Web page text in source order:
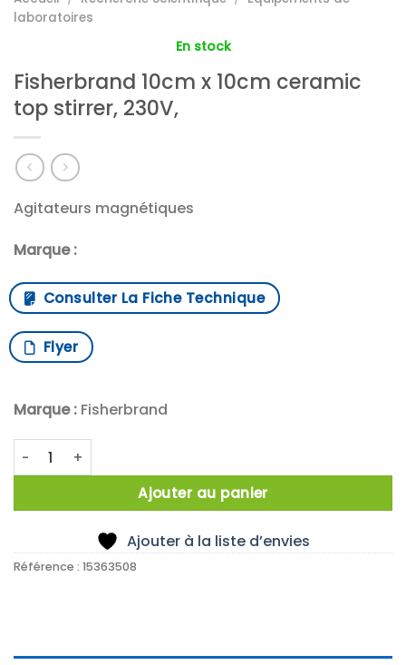
laboratoires
En stock
Fisherbrand 10cm x 10cm ceramic
top stirrer, 230V,
Agitateurs magnétiques
Marque :
Consulter La Fiche Technique
Flyer
Marque : Fisherbrand
quantité de Fisherbrand 10cm x 10cm ceramic top stirrer,
Ajouter au panier
Ajouter à la liste d’envies
Référence : 15363508